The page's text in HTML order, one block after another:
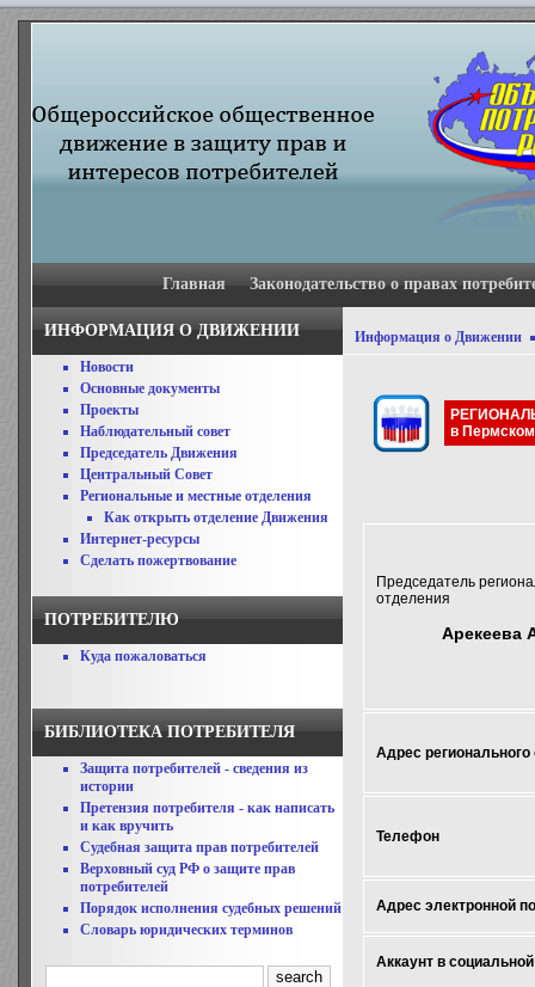
Главная Законодательство о правах
ИНФОРМАЦИЯ О ДВИЖЕНИИ
Новости
Основные документы
Проекты
Наблюдательный совет
Председатель Движения
Центральный Совет
Региональные и местные отделения
Как открыть отделение Движения
Интернет-ресурсы
Сделать пожертвование
ПОТРЕБИТЕЛЮ
Куда пожаловаться
БИБЛИОТЕКА ПОТРЕБИТЕЛЯ
Защита потребителей - сведения из
истории
Претензия потребителя - как написать
и как вручить
Судебная защита прав потребителей
Верховный суд РФ о защите прав
потребителей
Порядок исполнения судебных решений
Словарь юридических терминов
Информация о Движении
в
Председатель
отделения
Арекеева
Адрес регионального
Телефон
Адрес электронной
Аккаунт в